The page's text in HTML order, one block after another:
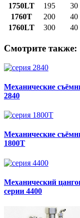
1750LT
195 30
1760T
200 40
1760LT
300 40
Смотрите также:
Механические
2840
Механические
1800T
Механический
серии 4400